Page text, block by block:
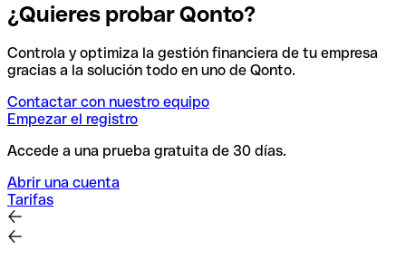
¿Quieres probar Qonto?
Controla y optimiza la gestión financiera de tu empresa
gracias a la solución todo en uno de Qonto.
Contactar con nuestro equipo
Empezar el registro
Accede a una prueba gratuita de 30 días.
Abrir una cuenta
Tarifas